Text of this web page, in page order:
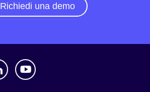
Richiedi una demo